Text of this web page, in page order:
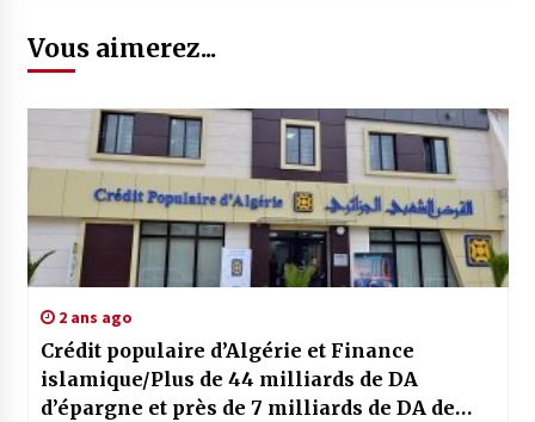
Vous aimerez...
2 ans ago
Crédit populaire d’Algérie et Finance
islamique/Plus de 44 milliards de DA
d’épargne et près de 7 milliards de DA de